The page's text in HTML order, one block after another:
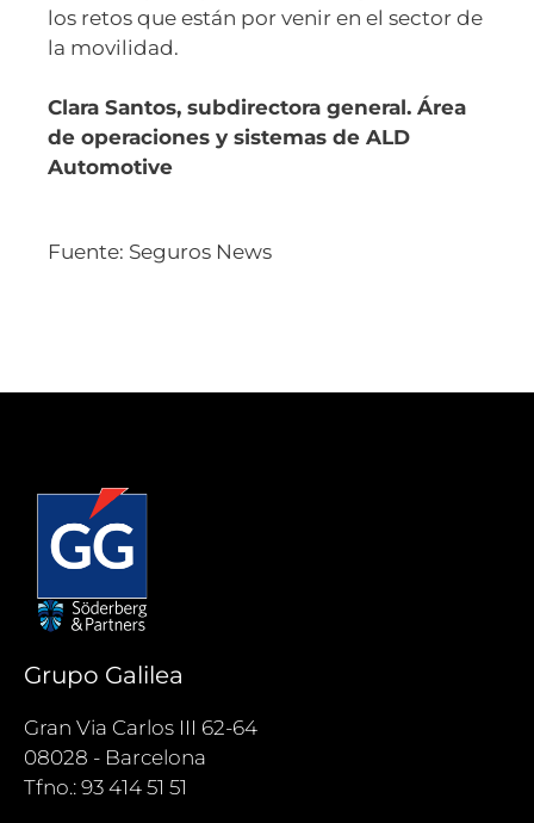
los retos que están por venir en el sector de
la movilidad.
Clara Santos, subdirectora general. Área
de operaciones y sistemas de ALD
Automotive
Fuente: Seguros News
Grupo Galilea
Gran Via Carlos III 62-64
08028 - Barcelona
Tfno.: 93 414 51 51